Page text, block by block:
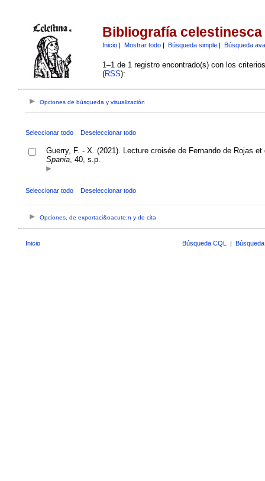
Bibliografía celestinesca
Inicio| Mostrar todo| Búsqueda simple| Búsqueda
1–1 de 1 registro encontrado(s) con los
(RSS):
Opciones de búsqueda y visualización
Seleccionar todo Deseleccionar todo
Guerry, F. - X. (2021). Lecture croisée de Fernando de Rojas
Spania, 40, s.p.
Seleccionar todo Deseleccionar todo
Opciones, de exportaci&oacute;n y de cita
Inicio Búsqueda CQL |